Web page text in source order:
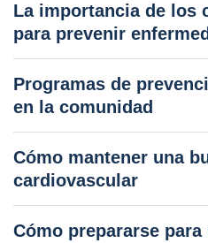
La importancia de los
para prevenir
Programas de
en la comunidad
Cómo mantener una
cardiovascular
Cómo prepararse